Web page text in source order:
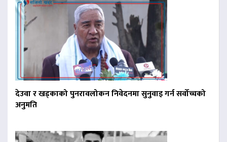
देउवा र खड्काको पुनरावलोकन निवेदनमा सुनुवाइ गर्न सर्वोच्चको
अनुमति